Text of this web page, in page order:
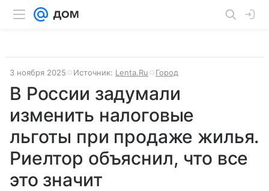
3 ноября 2025 Источник: Lenta.Ru Город
В России задумали
изменить налоговые
льготы при продаже жилья.
Риелтор объяснил, что все
это значит